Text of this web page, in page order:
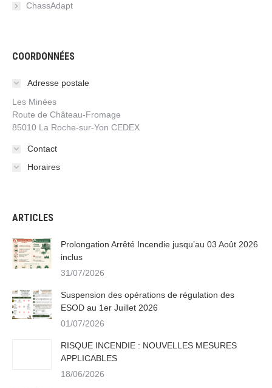
ChassAdapt
COORDONNÉES
Adresse postale
Les Minées
Route de Château-Fromage
85010 La Roche-sur-Yon CEDEX
Contact
Horaires
ARTICLES
Prolongation Arrêté Incendie jusqu’au 03 Août 2026
inclus
31/07/2026
Suspension des opérations de régulation des
ESOD au 1er Juillet 2026
01/07/2026
RISQUE INCENDIE : NOUVELLES MESURES
APPLICABLES
18/06/2026